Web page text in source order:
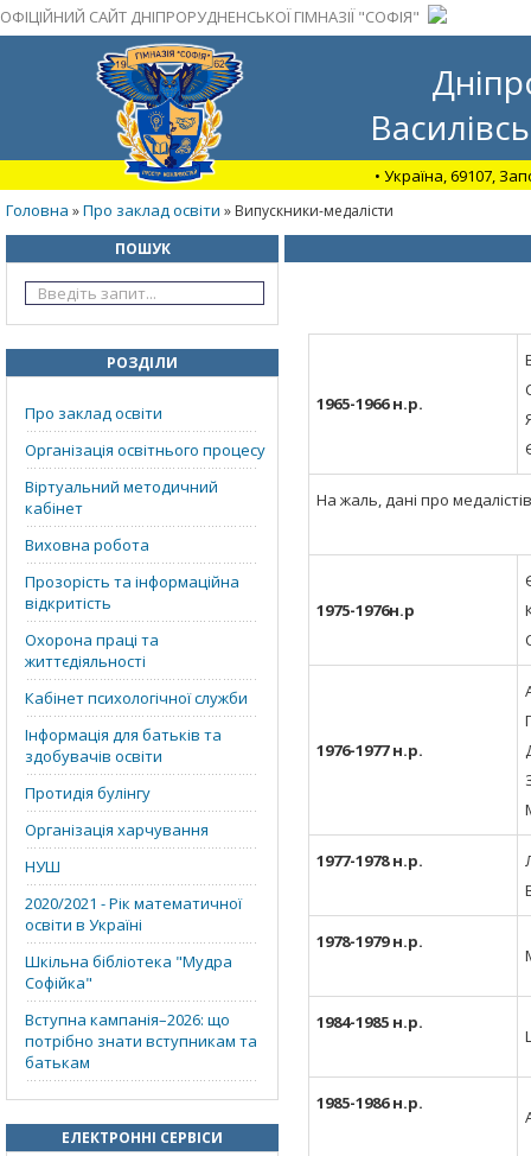
ОФІЦІЙНИЙ САЙТ ДНІПРОРУДНЕНСЬКОЇ ГІМНАЗІЇ "СОФІЯ"
• Україна, 69107,
Головна »Про заклад освіти » Випускники-медалісти
ПОШУК
РОЗДІЛИ
Про заклад освіти
Організація освітнього процесу
Віртуальний методичний
кабінет
Виховна робота
Прозорість та інформаційна
відкритість
Охорона праці та
життєдіяльності
Кабінет психологічної служби
Інформація для батьків та
здобувачів освіти
Протидія булінгу
Організація харчування
НУШ
2020/2021 - Рік математичної
освіти в Україні
Шкільна бібліотека "Мудра
Софійка"
Вступна кампанія–2026: що
потрібно знати вступникам та
батькам
ЕЛЕКТРОННІ СЕРВІСИ
1965-1966 н.р.
На жаль, дані про
1975-1976н.р
1976-1977 н.р.
1977-1978 н.р.
1978-1979 н.р.
1984-1985 н.р.
1985-1986 н.р.